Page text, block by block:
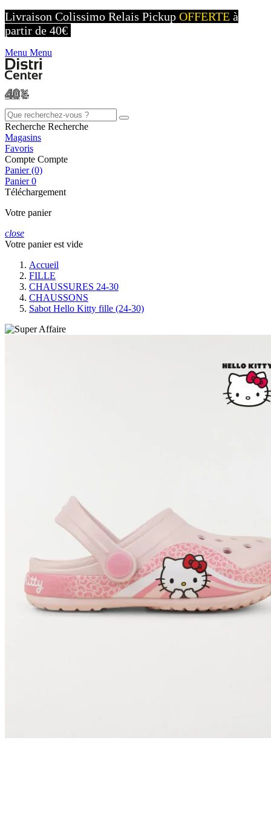
Livraison Colissimo Relais Pickup OFFERTE à
partir de 40€
Menu Menu
Recherche Recherche
Magasins
Favoris
Compte Compte
Panier (0)
Panier0
Téléchargement
Votre panier
close
Votre panier est vide
Accueil
FILLE
CHAUSSURES 24-30
CHAUSSONS
Sabot Hello Kitty fille (24-30)